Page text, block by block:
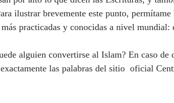
ilustrar brevemente este punto,
practicadas y conocidas a nivel mundial:
las palabras del sitio  oficial